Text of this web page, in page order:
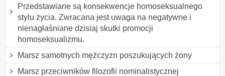
Przedstawiane są konsekwencje homoseksualnego
stylu życia. Zwracana jest uwaga na negatywne i
nienagłaśniane dzisiaj skutki promocji
homoseksualizmu.
Marsz samotnych mężczyzn poszukujących żony
Marsz przeciwników filozofii nominalistycznej